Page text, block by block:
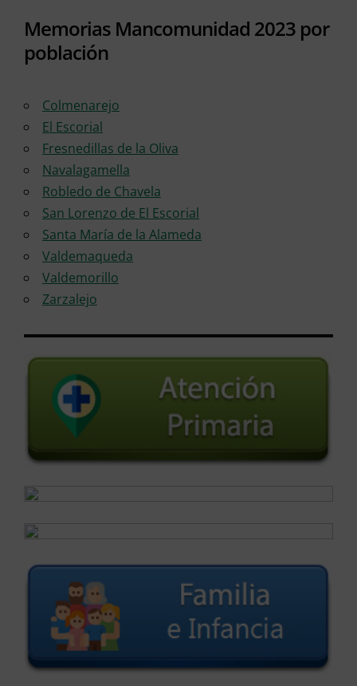
Memorias Mancomunidad 2023 por
población
Colmenarejo
El Escorial
Fresnedillas de la Oliva
Navalagamella
Robledo de Chavela
San Lorenzo de El Escorial
Santa María de la Alameda
Valdemaqueda
Valdemorillo
Zarzalejo